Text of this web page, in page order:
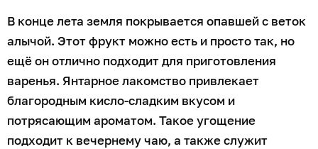
В конце лета земля покрывается опавшей с веток
алычой. Этот фрукт можно есть и просто так, но
ещё он отлично подходит для приготовления
варенья. Янтарное лакомство привлекает
благородным кисло-сладким вкусом и
потрясающим ароматом. Такое угощение
подходит к вечернему чаю, а также служит